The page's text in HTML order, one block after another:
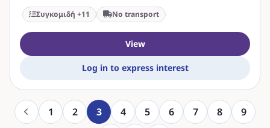
Συγκομιδή +11 No transport
View
Log in to express interest
1 2 3 4 5 6 7 8
9